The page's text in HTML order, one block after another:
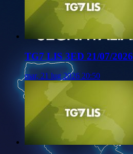
TG7 LIS 3ED 21/07/2026
mar, 21 lug 2026 20:50